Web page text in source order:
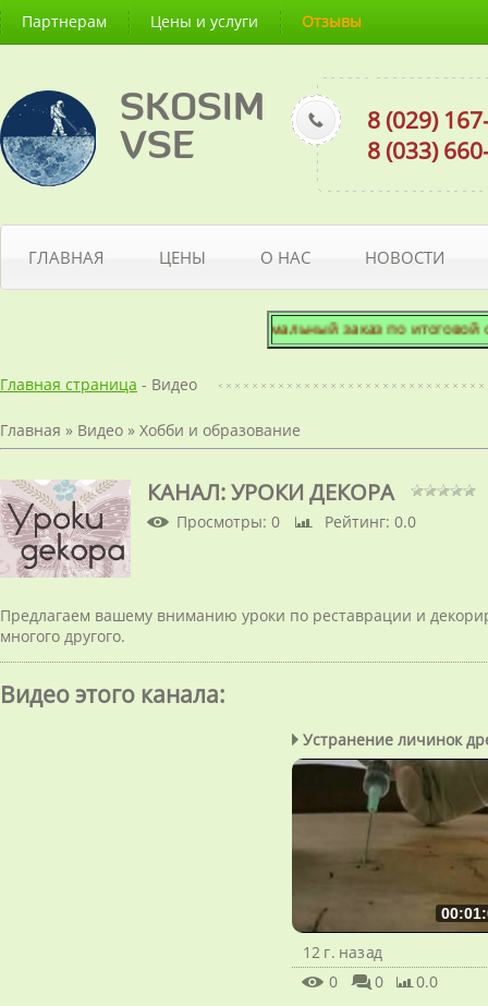
Партнерам Цены и услуги Отзывы
SKOSIM
VSE
8 (029)
8 (033)
ГЛАВНАЯ ЦЕНЫ О НАС НОВОСТИ
Минимальный заказ по итоговой сумме
Главная страница - Видео
Главная » Видео » Хобби и образование
КАНАЛ: УРОКИ ДЕКОРА
Просмотры: 0 Рейтинг: 0.0
Предлагаем вашему вниманию уроки по реставрации и
многого другого.
Видео этого канала:
Устранение личинок
12 г. назад
0
0 0.0